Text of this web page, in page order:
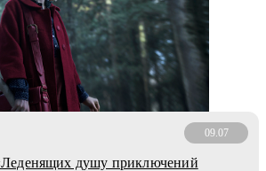
09.07
душу приключений